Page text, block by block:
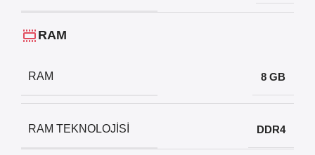
RAM
RAM 8 GB
RAM TEKNOLOJISI DDR4